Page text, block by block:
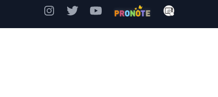
InstagramTwitterYouTubePronote Mon Bureau